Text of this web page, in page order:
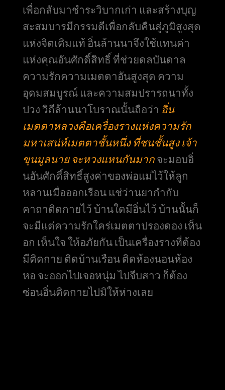
เพื่อกลับมาชำระวิบากเก่า และสร้างบุญ
สะสมบารมีกรรมดีเพื่อกลับคืนสู่ภูมิสูงสุด
แห่งจิตเดิมแท้ อิ่นล้านนาจึงใช้แทนค่า
แห่งคุณอันศักดิ์สิทธิ์ ที่ช่วยดลบันดาล
ความรักความเมตตาอันสูงสุด ความ
อุดมสมบูรณ์ และความสมปรารถนาทั้ง
ปวง วิถีล้านนาโบราณนั้นถือว่า อิ่น
เมตตาหลวงคือเครื่องรางแห่งความรัก
มหาเสน่ห์เมตตาชั้นหนึ่ง ที่ชนชั้นสูง เจ้า
ขุนมูลนาย จะหวงแหนกันมาก จะมอบอิ่
นอันศักดิ์สิทธิ์สูงค่าของพ่อแม่ไว้ให้ลูก
หลานเมื่อออกเรือน แช่ว่านยากำกับ
คาถาติดกายไว้ บ้านใดมีอิ่นไว้ บ้านนั้นก็
จะมีแต่ความรักใคร่เมตตาปรองดอง เห็น
อก เห็นใจ ให้อภัยกัน เป็นเครื่องรางที่ต้อง
มีติดกาย ติดบ้านเรือน ติดห้องนอนห้อง
หอ จะออกไปเจอหนุ่ม ไปจีบสาว ก็ต้อง
ซ่อนอิ่นติดกายไปมิให้ห่างเลย